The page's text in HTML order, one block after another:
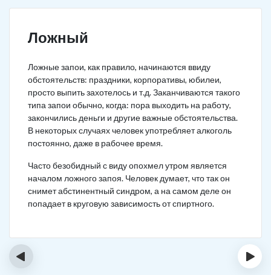
Ложный
Ложные запои, как правило, начинаются ввиду
обстоятельств: праздники, корпоративы, юбилеи,
просто выпить захотелось и т.д. Заканчиваются такого
типа запои обычно, когда: пора выходить на работу,
закончились деньги и другие важные обстоятельства.
В некоторых случаях человек употребляет алкоголь
постоянно, даже в рабочее время.
Часто безобидный с виду опохмел утром является
началом ложного запоя. Человек думает, что так он
снимет абстинентный синдром, а на самом деле он
попадает в круговую зависимость от спиртного.
‹ ›